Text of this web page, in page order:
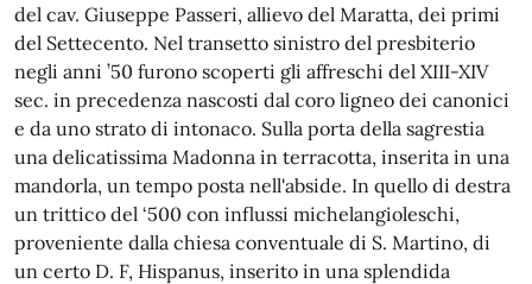
del cav. Giuseppe Passeri, allievo del Maratta, dei primi
del Settecento. Nel transetto sinistro del presbiterio
negli anni ’50 furono scoperti gli affreschi del XIII-XIV
sec. in precedenza nascosti dal coro ligneo dei canonici
e da uno strato di intonaco. Sulla porta della sagrestia
una delicatissima Madonna in terracotta, inserita in una
mandorla, un tempo posta nell'abside. In quello di destra
un trittico del ‘500 con influssi michelangioleschi,
proveniente dalla chiesa conventuale di S. Martino, di
un certo D. F, Hispanus, inserito in una splendida